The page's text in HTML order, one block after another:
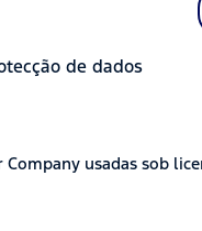
de dados
usadas sob